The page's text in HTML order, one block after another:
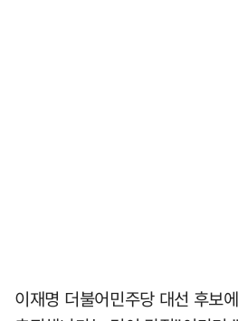
이재명 더불어민주당 대선 후보